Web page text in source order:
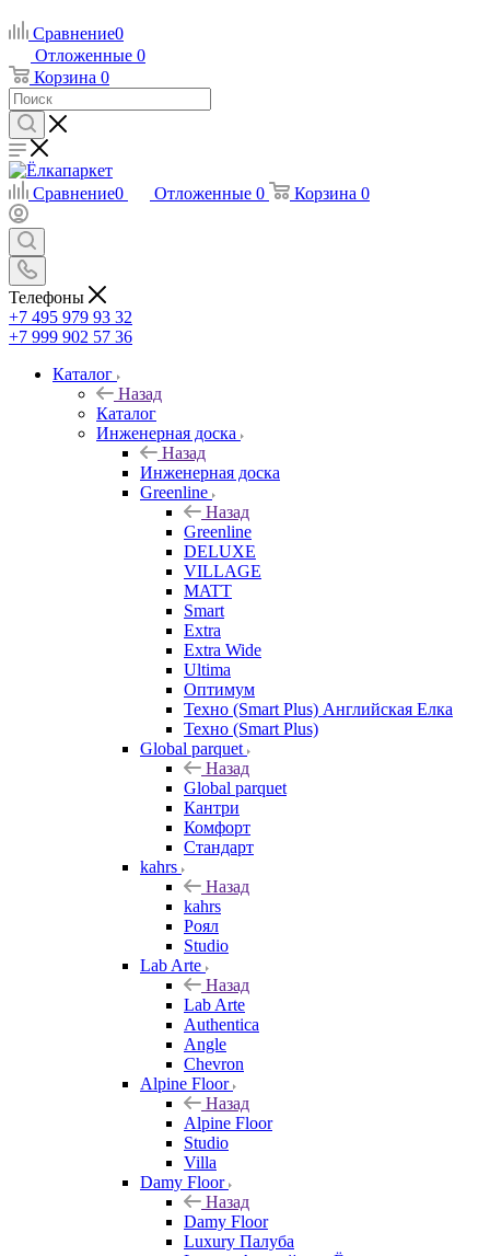
Сравнение0
Отложенные 0
Корзина 0
Сравнение0 Отложенные 0 Корзина 0
Телефоны
+7 495 979 93 32
+7 999 902 57 36
Каталог
Назад
Каталог
Инженерная доска
Назад
Инженерная доска
Greenline
Назад
Greenline
DELUXE
VILLAGE
MATT
Smart
Extra
Extra Wide
Ultima
Оптимум
Техно (Smart Plus) Английская Елка
Техно (Smart Plus)
Global parquet
Назад
Global parquet
Кантри
Комфорт
Стандарт
kahrs
Назад
kahrs
Роял
Studio
Lab Arte
Назад
Lab Arte
Authentica
Angle
Chevron
Alpine Floor
Назад
Alpine Floor
Studio
Villa
Damy Floor
Назад
Damy Floor
Luxury Палуба